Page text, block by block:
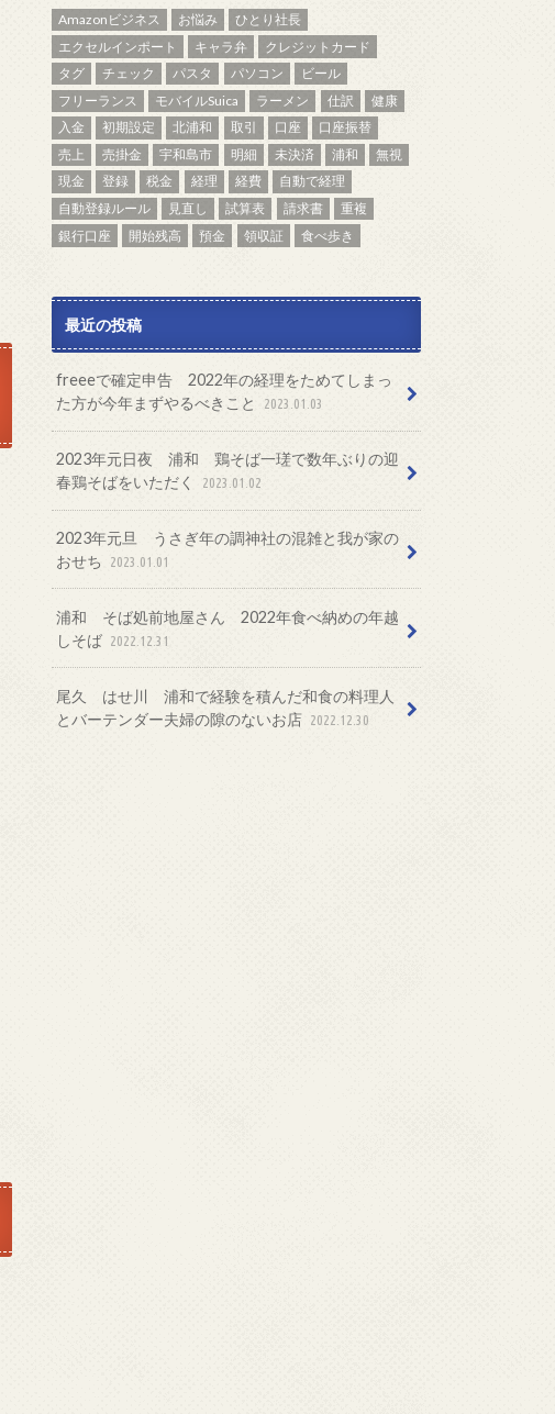
Amazonビジネス お悩み
ひとり社長
エクセルインポート
キャラ弁
クレジットカード
タグ
チェック パスタ パソコン
ビール
フリーランス
モバイルSuica ラーメン 仕訳
健康
入金
初期設定 北浦和 取引 口座
口座振替
売上
売掛金 宇和島市 明細 未決済 浦和
無視
現金
登録 税金 経理 経費
自動で経理
自動登録ルール
見直し 試算表 請求書
重複
銀行口座
開始残高 預金 領収証 食べ歩き
最近の投稿
freeeで確定申告 2022年の経理をためてしまっ
た方が今年まずやるべきこと
2023.01.03
2023年元日夜 浦和 鶏そば一瑳で数年ぶりの迎
春鶏そばをいただく
2023.01.02
2023年元旦 うさぎ年の調神社の混雑と我が家の
おせち
2023.01.01
浦和 そば処前地屋さん 2022年食べ納めの年越
しそば 2022.12.31
尾久 はせ川 浦和で経験を積んだ和食の料理人
とバーテンダー夫婦の隙のないお店 2022.12.30